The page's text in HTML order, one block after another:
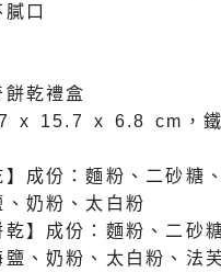
口
餅乾禮盒
x 15.7 x 6.8 cm，
】成份：麵粉、二砂糖
奶粉、太白粉
乾】成份：麵粉、二砂
鹽、奶粉、太白粉、法